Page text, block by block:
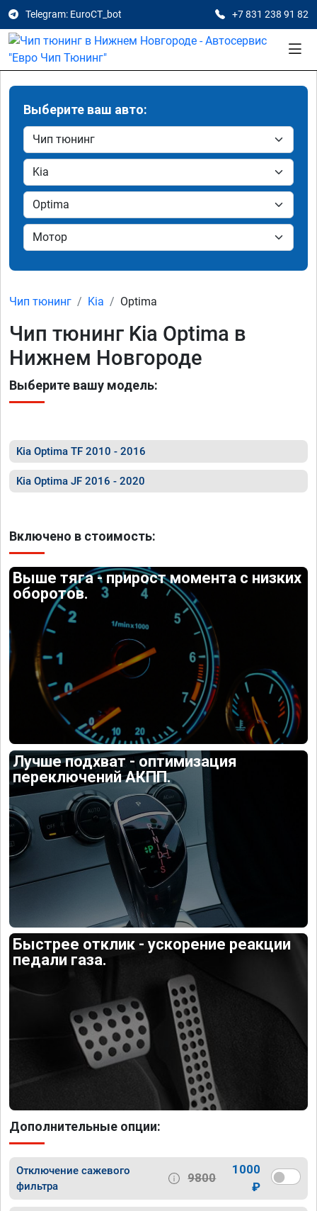
Telegram: EuroCT_bot +7 831 238 91 82
Выберите ваш авто:
Чип тюнинг Kia Optima
Чип тюнинг Kia Optima в
Нижнем Новгороде
Выберите вашу модель:
Kia Optima TF 2010 - 2016
Kia Optima JF 2016 - 2020
Включено в стоимость:
Выше тяга - прирост момента с низких
оборотов.
Лучше подхват - оптимизация
переключений АКПП.
Быстрее отклик - ускорение реакции
педали газа.
Дополнительные опции:
Отключение сажевого
фильтра
9800
1000
₽